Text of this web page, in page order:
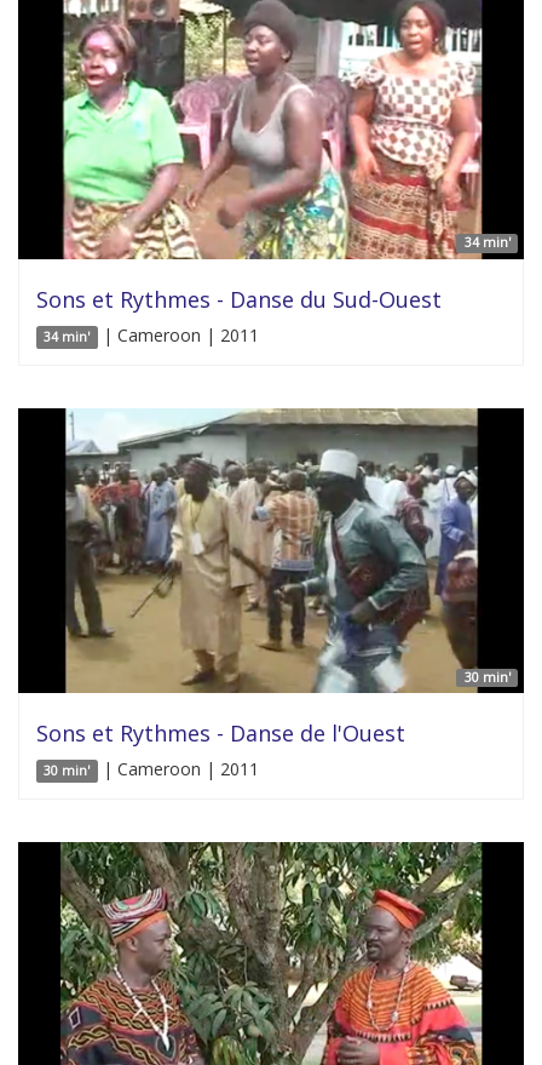
34 min'
Sons et Rythmes - Danse du Sud-Ouest
34 min' | Cameroon | 2011
30 min'
Sons et Rythmes - Danse de l'Ouest
30 min' | Cameroon | 2011